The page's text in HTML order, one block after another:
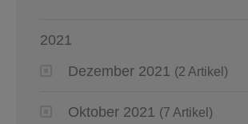
2021
Dezember 2021 (2 Artikel)
Oktober 2021 (7 Artikel)